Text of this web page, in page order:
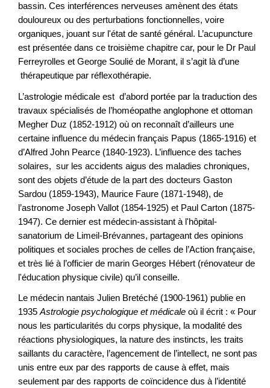
bassin. Ces interférences nerveuses amènent des états
douloureux ou des perturbations fonctionnelles, voire
organiques, jouant sur l'état de santé général. L’acupuncture
est présentée dans ce troisième chapitre car, pour le Dr Paul
Ferreyrolles et George Soulié de Morant, il s’agit là d’une
thérapeutique par réflexothérapie.
L’astrologie médicale est d’abord portée par la traduction des
travaux spécialisés de l’homéopathe anglophone et ottoman
Megher Duz (1852-1912) où on reconnaît d’ailleurs une
certaine influence du médecin français Papus (1865-1916) et
d’Alfred John Pearce (1840-1923). L’influence des taches
solaires, sur les accidents aigus des maladies chroniques,
sont des objets d’étude de la part des docteurs Gaston
Sardou (1859-1943), Maurice Faure (1871-1948), de
l’astronome Joseph Vallot (1854-1925) et Paul Carton (1875-
1947). Ce dernier est médecin-assistant à l'hôpital-
sanatorium de Limeil-Brévannes, partageant des opinions
politiques et sociales proches de celles de l’Action française,
et très lié à l’officier de marin Georges Hébert (rénovateur de
l'éducation physique civile) qu’il conseille.
Le médecin nantais Julien Bretéché (1900-1961) publie en
1935 Astrologie psychologique et médicale où il écrit : « Pour
nous les particularités du corps physique, la modalité des
réactions physiologiques, la nature des instincts, les traits
saillants du caractère, l’agencement de l’intellect, ne sont pas
unis entre eux par des rapports de cause à effet, mais
seulement par des rapports de coïncidence dus à l’identité